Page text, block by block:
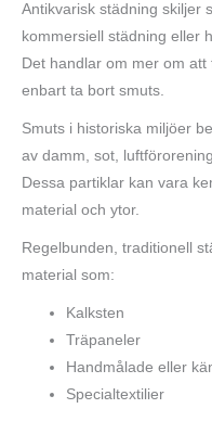
Antikvarisk städning skiljer
kommersiell städning eller
Det handlar om mer om
enbart ta bort smuts.
Smuts i historiska miljöer
av damm, sot,
Dessa partiklar kan vara
material och ytor.
Regelbunden, traditionell
material som:
Kalksten
Träpaneler
Handmålade eller
Specialtextilier